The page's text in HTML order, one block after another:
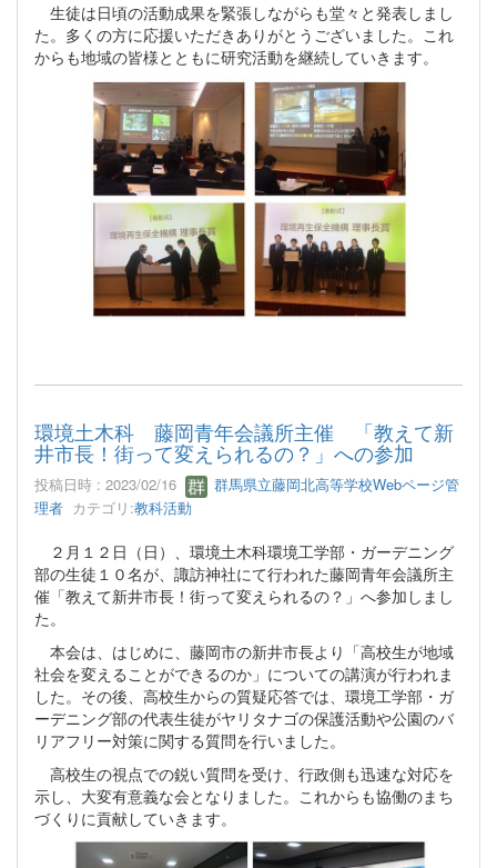
生徒は日頃の活動成果を緊張しながらも堂々と発表しまし
た。多くの方に応援いただきありがとうございました。これ
からも地域の皆様とともに研究活動を継続していきます。
環境土木科 藤岡青年会議所主催 「教えて新
井市長！街って変えられるの？」への参加
投稿日時 : 2023/02/16
群馬県立藤岡北高等学校Webページ管
理者 カテゴリ:教科活動
２月１２日（日）、環境土木科環境工学部・ガーデニング
部の生徒１０名が、諏訪神社にて行われた藤岡青年会議所主
催「教えて新井市長！街って変えられるの？」へ参加しまし
た。
本会は、はじめに、藤岡市の新井市長より「高校生が地域
社会を変えることができるのか」についての講演が行われま
した。その後、高校生からの質疑応答では、環境工学部・ガ
ーデニング部の代表生徒がヤリタナゴの保護活動や公園のバ
リアフリー対策に関する質問を行いました。
高校生の視点での鋭い質問を受け、行政側も迅速な対応を
示し、大変有意義な会となりました。これからも協働のまち
づくりに貢献していきます。